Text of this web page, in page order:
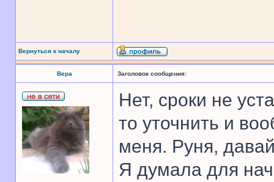
Вернуться к началу
Вера Заголовок сообщения:
Нет, сроки не
то уточнить и
меня. Руня,
Я думала для